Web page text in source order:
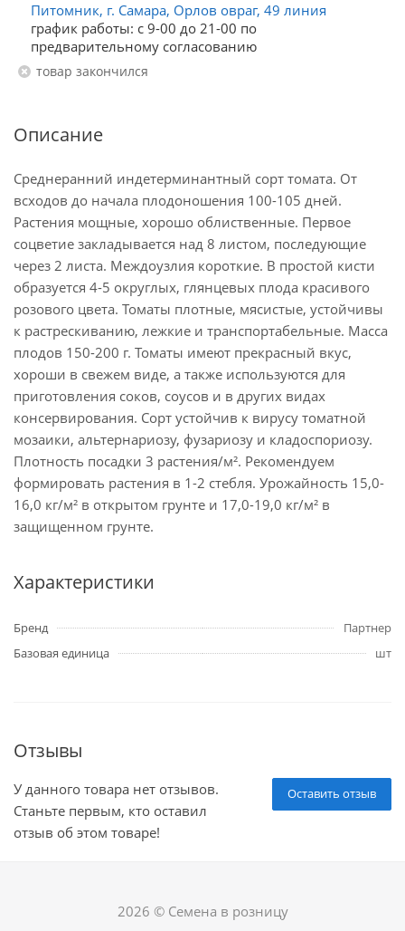
Питомник, г. Самара, Орлов овраг, 49 линия
график работы: с 9-00 до 21-00 по
предварительному согласованию
Товар закончился
Описание
Среднеранний индетерминантный сорт томата. От
всходов до начала плодоношения 100-105 дней.
Растения мощные, хорошо облиственные. Первое
соцветие закладывается над 8 листом, последующие
через 2 листа. Междоузлия короткие. В простой кисти
образуется 4-5 округлых, глянцевых плода красивого
розового цвета. Томаты плотные, мясистые, устойчивы
к растрескиванию, лежкие и транспортабельные. Масса
плодов 150-200 г. Томаты имеют прекрасный вкус,
хороши в свежем виде, а также используются для
приготовления соков, соусов и в других видах
консервирования. Сорт устойчив к вирусу томатной
мозаики, альтернариозу, фузариозу и кладоспориозу.
Плотность посадки 3 растения/м². Рекомендуем
формировать растения в 1-2 стебля. Урожайность 15,0-
16,0 кг/м² в открытом грунте и 17,0-19,0 кг/м² в
защищенном грунте.
Характеристики
Бренд
Партнер
Базовая единица
шт
Отзывы
Оставить отзыв
У данного товара нет отзывов.
Станьте первым, кто оставил
отзыв об этом товаре!
2026 © Семена в розницу